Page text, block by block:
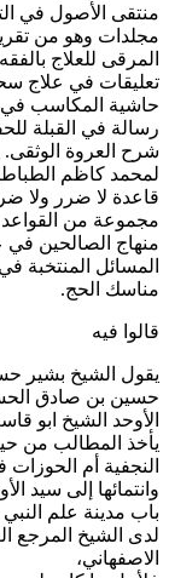
الأصول في
وهو من
للعلاج بالفقه
في علاج
المكاسب في
في القبلة
العروة الوثقى.
كاظم
لا ضرر ولا ضرار.
من القواعد
الصالحين في
المنتخبة في
الحج.
فيه
الشيخ بشير
بن صادق
الشيخ ابو
المطالب من
أم الحوزات في
إلى سيد
مدينة علم النبي
الشيخ المرجع